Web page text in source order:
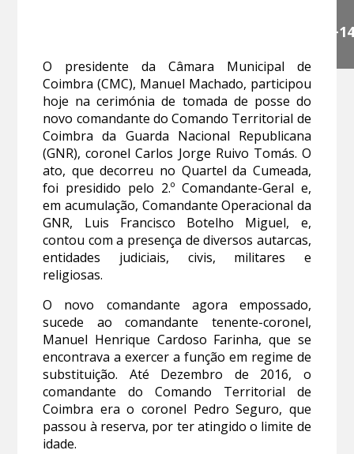
+14
O presidente da Câmara Municipal de
Coimbra (CMC), Manuel Machado, participou
hoje na cerimónia de tomada de posse do
novo comandante do Comando Territorial de
Coimbra da Guarda Nacional Republicana
(GNR), coronel Carlos Jorge Ruivo Tomás. O
ato, que decorreu no Quartel da Cumeada,
foi presidido pelo 2.º Comandante-Geral e,
em acumulação, Comandante Operacional da
GNR, Luis Francisco Botelho Miguel, e,
contou com a presença de diversos autarcas,
entidades judiciais, civis, militares e
religiosas.
O novo comandante agora empossado,
sucede ao comandante tenente-coronel,
Manuel Henrique Cardoso Farinha, que se
encontrava a exercer a função em regime de
substituição. Até Dezembro de 2016, o
comandante do Comando Territorial de
Coimbra era o coronel Pedro Seguro, que
passou à reserva, por ter atingido o limite de
idade.